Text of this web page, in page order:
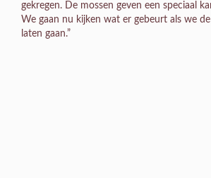
gekregen. De mossen geven een speciaal
We gaan nu kijken wat er gebeurt als we
laten gaan.”